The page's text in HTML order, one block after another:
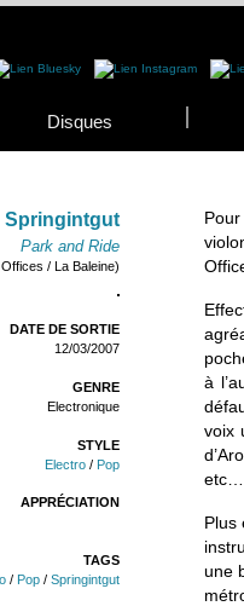
Disques
Springintgut
Park and Ride
/ La Baleine)
DATE DE SORTIE
12/03/2007
GENRE
Electronique
STYLE
Electro / Pop
APPRÉCIATION
TAGS
/ Pop / Springintgut
à
voix
etc…
Plus
une